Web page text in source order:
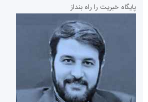
پایگاه خبریت را راه بنداز